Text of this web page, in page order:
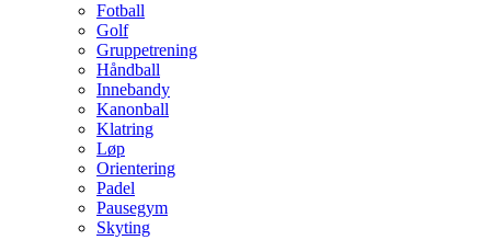
Fotball
Golf
Gruppetrening
Håndball
Innebandy
Kanonball
Klatring
Løp
Orientering
Padel
Pausegym
Skyting